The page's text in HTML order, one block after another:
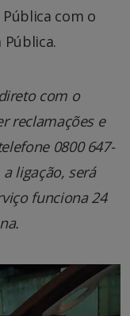
Pública com o
Pública.
com o
reclamações e
0800 647-
ligação, será
funciona 24